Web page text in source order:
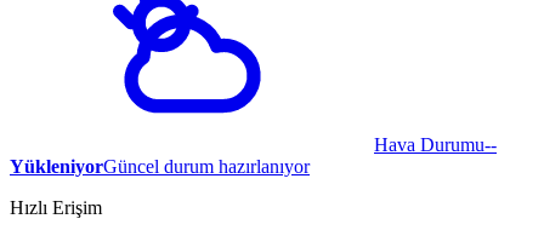
Hava Durumu--
YükleniyorGüncel durum hazırlanıyor
Hızlı Erişim